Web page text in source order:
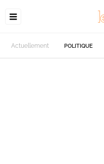
Actuellement POLITIQUE